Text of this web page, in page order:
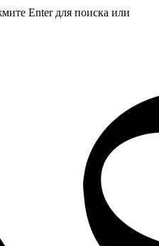
Enter для поиска или